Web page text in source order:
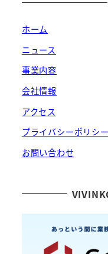
ホーム
ニュース
事業内容
会社情報
アクセス
プライバシーポリシー
お問い合わせ